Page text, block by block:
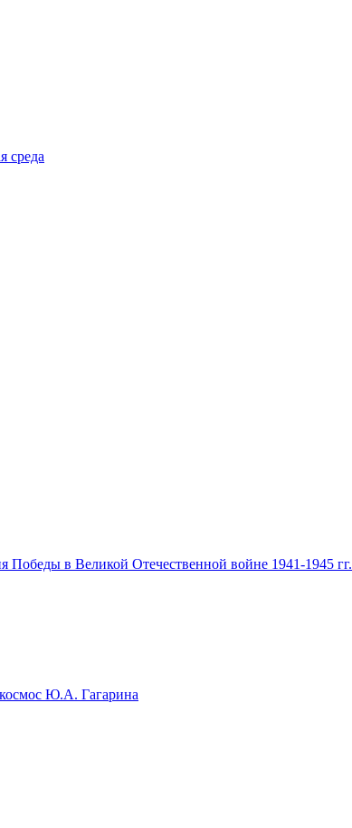
среда
в Великой Отечественной войне 1941-1945 гг.
Ю.А. Гагарина